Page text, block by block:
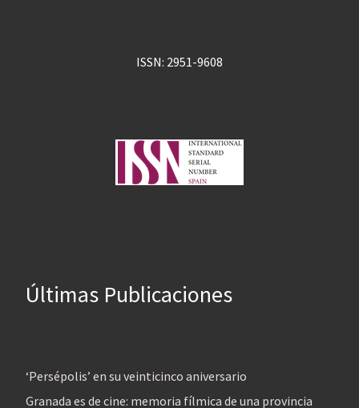
ISSN: 2951-9608
Últimas Publicaciones
‘Persépolis’ en su veinticinco aniversario
Granada es de cine: memoria fílmica de una provincia